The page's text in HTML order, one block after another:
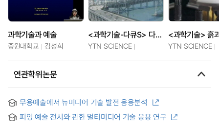
과학기술과 예술
중원대학교 김성희
<과학기술-다큐S> 다리, 과학과 예술로 잇다
YTN SCIENCE YTN SCIENCE
연관학위논문
무용예술에서 뉴미디어 기술 발전 응용분석
피잉 예술 전시와 관한 멀티미디어 기술 응용 연구